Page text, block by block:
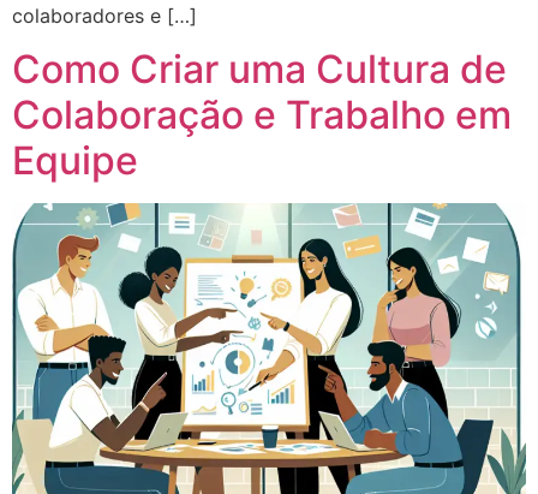
colaboradores e […]
Como Criar uma Cultura de
Colaboração e Trabalho em
Equipe